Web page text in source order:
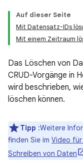
Auf dieser Seite
Mit Datensatz-IDs
Mit einem Zeitraum
Das Löschen von
CRUD-Vorgänge in
wird beschrieben,
löschen können.
Tipp :Weitere
finden Sie im Video für
Schreiben von Daten